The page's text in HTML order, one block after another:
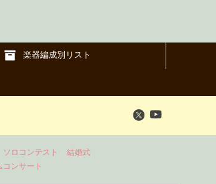
楽器編成別リスト
ソロコンテスト
結婚式
コンサート